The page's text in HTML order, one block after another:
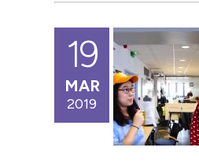
19
MAR
2019